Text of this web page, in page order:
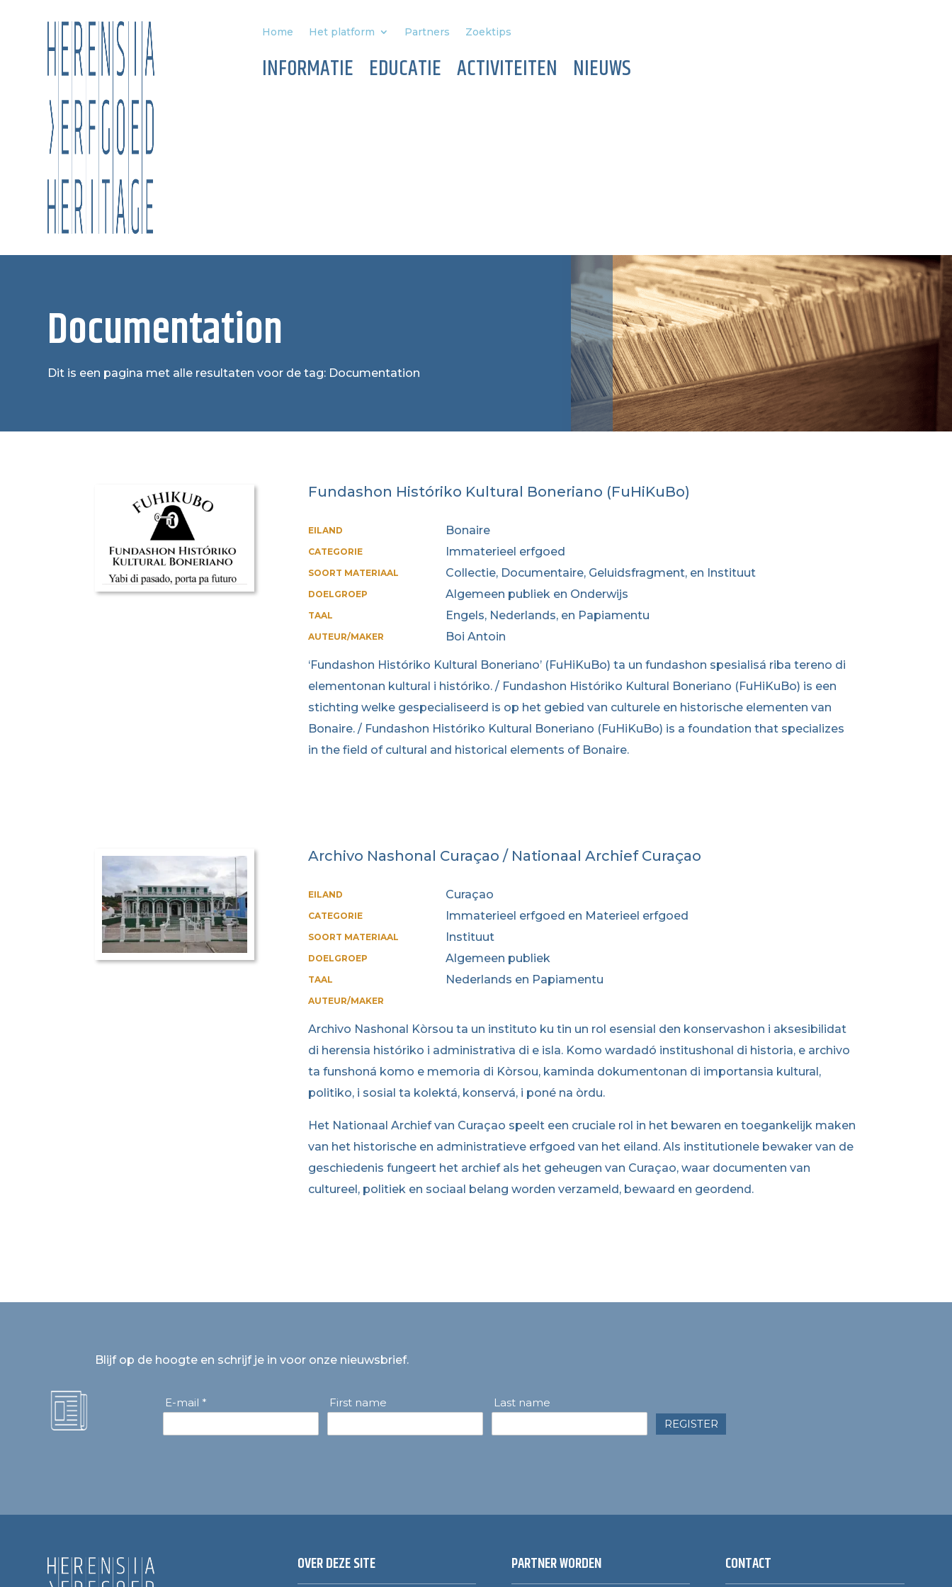
Home Het platform Partners Zoektips
INFORMATIE EDUCATIE ACTIVITEITEN NIEUWS
Documentation
Dit is een pagina met alle resultaten voor de tag: Documentation
Fundashon Históriko Kultural Boneriano (FuHiKuBo)
EILAND Bonaire
CATEGORIE Immaterieel erfgoed
SOORT MATERIAAL Collectie, Documentaire, Geluidsfragment, en Instituut
DOELGROEP Algemeen publiek en Onderwijs
TAAL Engels, Nederlands, en Papiamentu
AUTEUR/MAKER Boi Antoin
‘Fundashon Históriko Kultural Boneriano’ (FuHiKuBo) ta un fundashon spesialisá riba tereno di
elementonan kultural i históriko. / Fundashon Históriko Kultural Boneriano (FuHiKuBo) is een
stichting welke gespecialiseerd is op het gebied van culturele en historische elementen van
Bonaire. / Fundashon Históriko Kultural Boneriano (FuHiKuBo) is a foundation that specializes
in the field of cultural and historical elements of Bonaire.
Archivo Nashonal Curaçao / Nationaal Archief Curaçao
EILAND Curaçao
CATEGORIE Immaterieel erfgoed en Materieel erfgoed
SOORT MATERIAAL Instituut
DOELGROEP Algemeen publiek
TAAL Nederlands en Papiamentu
AUTEUR/MAKER
Archivo Nashonal Kòrsou ta un instituto ku tin un rol esensial den konservashon i aksesibilidat
di herensia históriko i administrativa di e isla. Komo wardadó institushonal di historia, e archivo
ta funshoná komo e memoria di Kòrsou, kaminda dokumentonan di importansia kultural,
politiko, i sosial ta kolektá, konservá, i poné na òrdu.
Het Nationaal Archief van Curaçao speelt een cruciale rol in het bewaren en toegankelijk maken
van het historische en administratieve erfgoed van het eiland. Als institutionele bewaker van de
geschiedenis fungeert het archief als het geheugen van Curaçao, waar documenten van
cultureel, politiek en sociaal belang worden verzameld, bewaard en geordend.
Blijf op de hoogte en schrijf je in voor onze nieuwsbrief.
E-mail * First name
Last name
REGISTER
OVER DEZE SITE PARTNER WORDEN CONTACT